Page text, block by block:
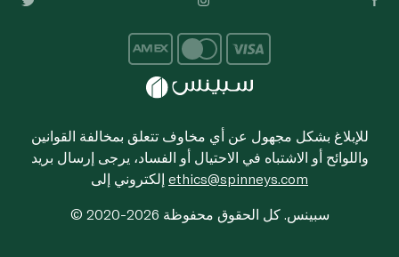
للإبلاغ بشكل مجهول عن أي مخاوف تتعلق بمخالفة القوانين
واللوائح أو الاشتباه في الاحتيال أو الفساد، يرجى إرسال بريد
ethics@spinneys.com
© 2020-2026 سبينس. كل الحقوق محفوظة